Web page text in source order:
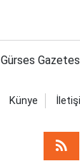
Gürses
Künye